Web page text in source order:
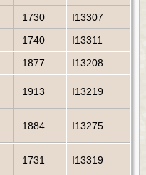
1730
I13307
1740
I13311
1877 I13208
1913 I13219
1884 I13275
1731 I13319